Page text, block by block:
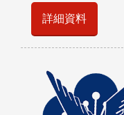
詳細資料